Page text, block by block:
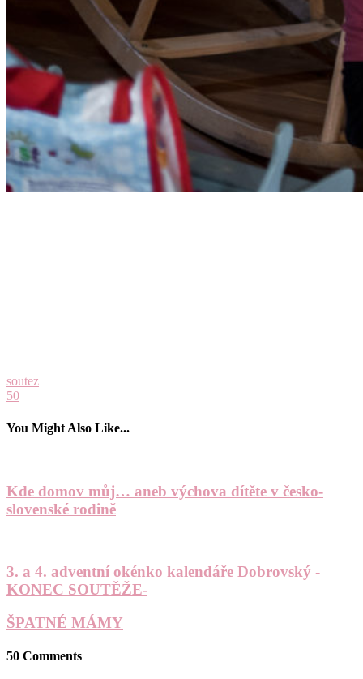
soutez
50
You Might Also Like...
Kde domov můj… aneb výchova dítěte v česko-
slovenské rodině
3. a 4. adventní okénko kalendáře Dobrovský -
KONEC SOUTĚŽE-
ŠPATNÉ MÁMY
50 Comments